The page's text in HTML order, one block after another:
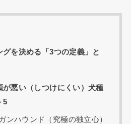
を決める「3つの定義」と
が悪い（しつけにくい）犬種
5
ンハウンド（究極の独立心）